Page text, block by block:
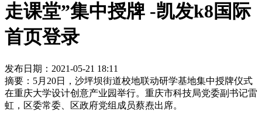
走课堂”集中授牌 -凯发k8国际
首页登录
发布日期：2021-05-21 18:11
摘要：5月20日，沙坪坝街道校地联动研学基地集中授牌仪式
在重庆大学设计创意产业园举行。重庆市科技局党委副书记雷
虹，区委常委、区政府党组成员蔡焘出席。